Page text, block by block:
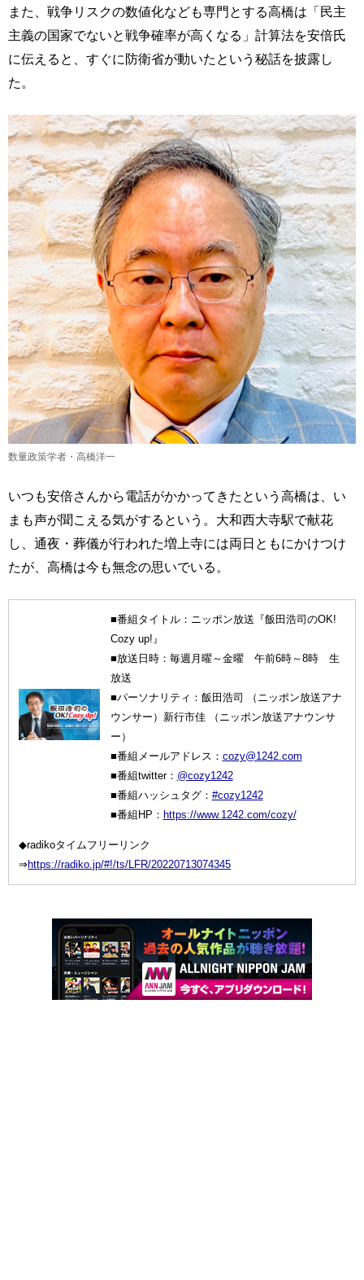
また、戦争リスクの数値化なども専門とする高橋は「民主
主義の国家でないと戦争確率が高くなる」計算法を安倍氏
に伝えると、すぐに防衛省が動いたという秘話を披露し
た。
数量政策学者・高橋洋一
いつも安倍さんから電話がかかってきたという高橋は、い
まも声が聞こえる気がするという。大和西大寺駅で献花
し、通夜・葬儀が行われた増上寺には両日ともにかけつけ
たが、高橋は今も無念の思いでいる。
■番組タイトル：ニッポン放送『飯田浩司のOK!
Cozy up!』
■放送日時：毎週月曜～金曜 午前6時～8時 生
放送
■パーソナリティ：飯田浩司 （ニッポン放送アナ
ウンサー）新行市佳 （ニッポン放送アナウンサ
ー）
■番組メールアドレス： cozy@1242.com
■番組twitter： @cozy1242
■番組ハッシュタグ： #cozy1242
■番組HP： https://www.1242.com/cozy/
◆radikoタイムフリーリンク
⇒https://radiko.jp/#!/ts/LFR/20220713074345